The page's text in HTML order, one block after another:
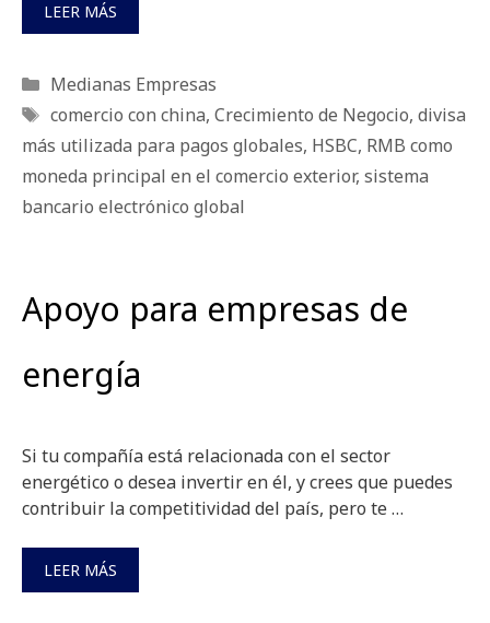
LEER MÁS
Categorías
Medianas Empresas
Etiquetas
comercio con china, Crecimiento de Negocio, divisa
más utilizada para pagos globales, HSBC, RMB como
moneda principal en el comercio exterior, sistema
bancario electrónico global
Apoyo para empresas de
energía
Si tu compañía está relacionada con el sector
energético o desea invertir en él, y crees que puedes
contribuir la competitividad del país, pero te …
LEER MÁS